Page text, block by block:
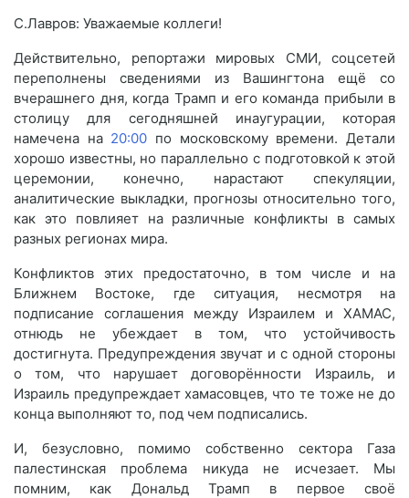
С.Лавров: Уважаемые коллеги!
Действительно, репортажи мировых СМИ, соцсетей
переполнены сведениями из Вашингтона ещё со
вчерашнего дня, когда Трамп и его команда прибыли в
столицу для сегодняшней инаугурации, которая
намечена на 20:00 по московскому времени. Детали
хорошо известны, но параллельно с подготовкой к этой
церемонии, конечно, нарастают спекуляции,
аналитические выкладки, прогнозы относительно того,
как это повлияет на различные конфликты в самых
разных регионах мира.
Конфликтов этих предостаточно, в том числе и на
Ближнем Востоке, где ситуация, несмотря на
подписание соглашения между Израилем и ХАМАС,
отнюдь не убеждает в том, что устойчивость
достигнута. Предупреждения звучат и с одной стороны
о том, что нарушает договорённости Израиль, и
Израиль предупреждает хамасовцев, что те тоже не до
конца выполняют то, под чем подписались.
И, безусловно, помимо собственно сектора Газа
палестинская проблема никуда не исчезает. Мы
помним, как Дональд Трамп в первое своё